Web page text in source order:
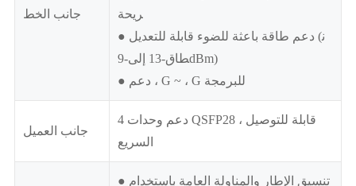
جانب الخط
ريحة
● دعم طاقة باعثة للضوء قابلة للتعديل (ن
طاق-13 إلى-9dBm)
● دعم ، G ~ ، G للبرمجة
جانب العميل
دعم وحدات 4 QSFP28 ، قابلة للتوصيل
السريع
● تنسيق الإطار والمناولة العامة باستخدام